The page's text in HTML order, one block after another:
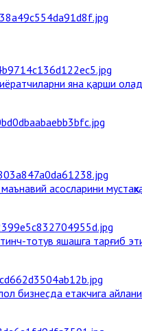
яна қарши
асосларини
тотув яшашга тарғиб
бизнесда етакчига